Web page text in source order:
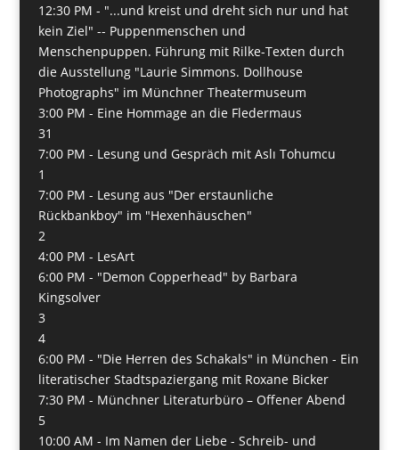
12:30 PM - "...und kreist und dreht sich nur und hat
kein Ziel" -- Puppenmenschen und
Menschenpuppen. Führung mit Rilke-Texten durch
die Ausstellung "Laurie Simmons. Dollhouse
Photographs" im Münchner Theatermuseum
3:00 PM - Eine Hommage an die Fledermaus
31
7:00 PM - Lesung und Gespräch mit Aslı Tohumcu
1
7:00 PM - Lesung aus "Der erstaunliche
Rückbankboy" im "Hexenhäuschen"
2
4:00 PM - LesArt
6:00 PM - "Demon Copperhead" by Barbara
Kingsolver
3
4
6:00 PM - "Die Herren des Schakals" in München - Ein
literatischer Stadtspaziergang mit Roxane Bicker
7:30 PM - Münchner Literaturbüro – Offener Abend
5
10:00 AM - Im Namen der Liebe - Schreib- und